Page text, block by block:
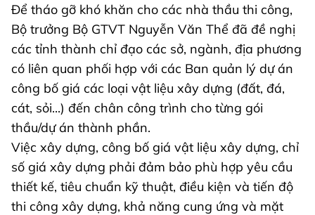
Để tháo gỡ khó khăn cho các nhà thầu thi công,
Bộ trưởng Bộ GTVT Nguyễn Văn Thể đã đề nghị
các tỉnh thành chỉ đạo các sở, ngành, địa phương
có liên quan phối hợp với các Ban quản lý dự án
công bố giá các loại vật liệu xây dựng (đất, đá,
cát, sỏi...) đến chân công trình cho từng gói
thầu/dự án thành phần.
Việc xây dựng, công bố giá vật liệu xây dựng, chỉ
số giá xây dựng phải đảm bảo phù hợp yêu cầu
thiết kế, tiêu chuẩn kỹ thuật, điều kiện và tiến độ
thi công xây dựng, khả năng cung ứng và mặt